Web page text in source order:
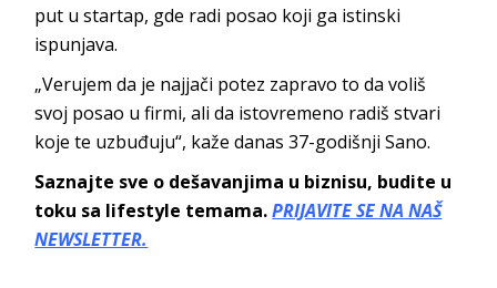
put u startap, gde radi posao koji ga istinski
ispunjava.
„Verujem da je najjači potez zapravo to da voliš
svoj posao u firmi, ali da istovremeno radiš stvari
koje te uzbuđuju“, kaže danas 37-godišnji Sano.
Saznajte sve o dešavanjima u biznisu, budite u
toku sa lifestyle temama.PRIJAVITE SE NA NAŠ
NEWSLETTER.